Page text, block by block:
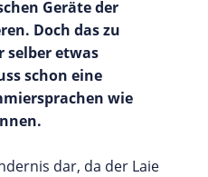
Geräte der
Doch das zu
selber etwas
schon eine
wie
dar, da der Laie